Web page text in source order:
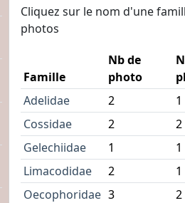
Cliquez sur le nom d'une
photos
Famille
Nb de
photo
Adelidae
2
1
Cossidae
2
2
Gelechiidae
1
1
Limacodidae
2
1
Oecophoridae 3
2